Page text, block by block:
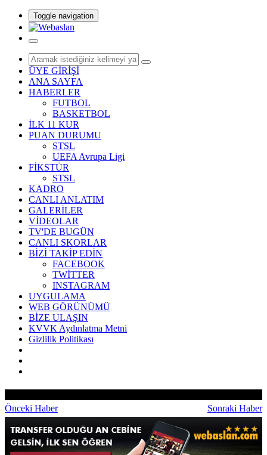
Toggle navigation
ÜYE GİRİŞİ
ANA SAYFA
HABERLER
FUTBOL
BASKETBOL
İLK 11 KUR
PUAN DURUMU
STSL
UEFA Avrupa Ligi
FİKSTÜR
STSL
KADRO
CANLI ANLATIM
GALERİLER
VİDEOLAR
TV'DE BUGÜN
CANLI SKORLAR
BİZİ TAKİP EDİN
FACEBOOK
TWİTTER
INSTAGRAM
UYGULAMA
WEB GÖRÜNÜMÜ
BİZE ULAŞIN
KVVK Aydınlatma Metni
Gizlilik Politikası
Önceki Haber Sonraki Haber